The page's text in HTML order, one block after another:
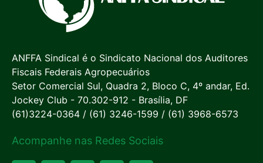
ANFFA Sindical é o Sindicato Nacional dos Auditores
Fiscais Federais Agropecuários
Setor Comercial Sul, Quadra 2, Bloco C, 4º andar, Ed.
Jockey Club - 70.302-912 - Brasília, DF
(61)3224-0364 / (61) 3246-1599 / (61) 3968-6573
Acompanhe nas Redes Sociais